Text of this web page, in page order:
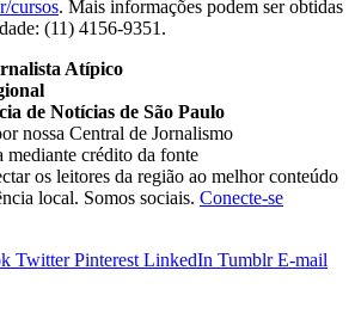
cursos. Mais informações podem ser obtidas
(11) 4156-9351.
Atípico
de Notícias de São Paulo
nossa Central de Jornalismo
mediante crédito da fonte
os leitores da região ao melhor conteúdo
local. Somos sociais. Conecte-se
Twitter Pinterest LinkedIn Tumblr E-mail